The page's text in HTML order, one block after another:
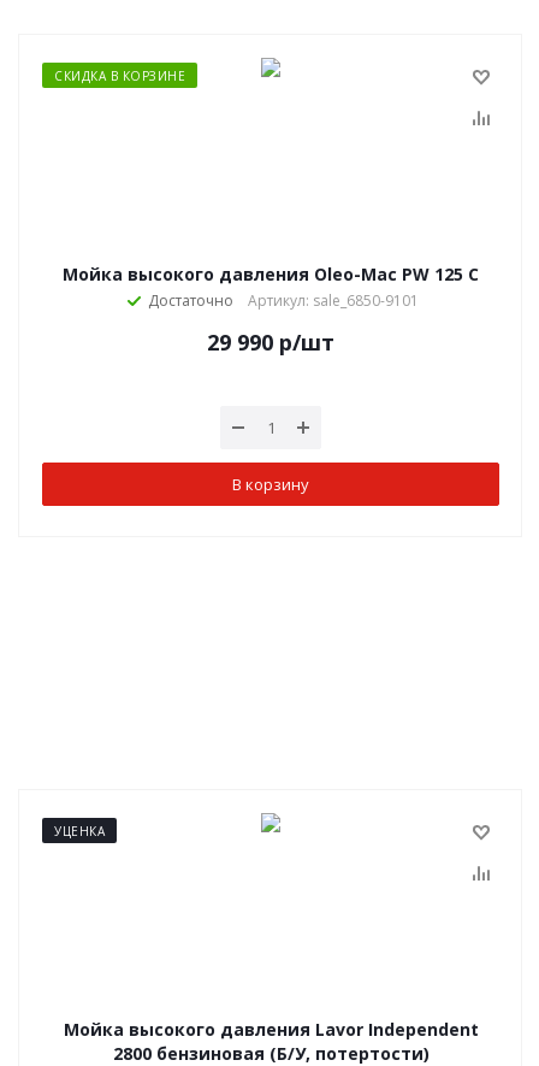
СКИДКА В КОРЗИНЕ
Мойка высокого давления Oleo-Mac PW 125 C
Достаточно Артикул: sale_6850-9101
29 990 р/шт
В корзину
УЦЕНКА
Мойка высокого давления Lavor Independent
2800 бензиновая (Б/У, потертости)